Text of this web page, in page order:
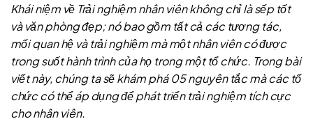
Khái niệm về Trải nghiệm nhân viên không chỉ là sếp tốt
và văn phòng đẹp; nó bao gồm tất cả các tương tác,
mối quan hệ và trải nghiệm mà một nhân viên có được
trong suốt hành trình của họ trong một tổ chức. Trong bài
viết này, chúng ta sẽ khám phá 05 nguyên tắc mà các tổ
chức có thể áp dụng để phát triển trải nghiệm tích cực
cho nhân viên.